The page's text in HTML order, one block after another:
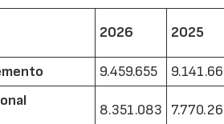
2026 2025
9.459.655
8.351.083